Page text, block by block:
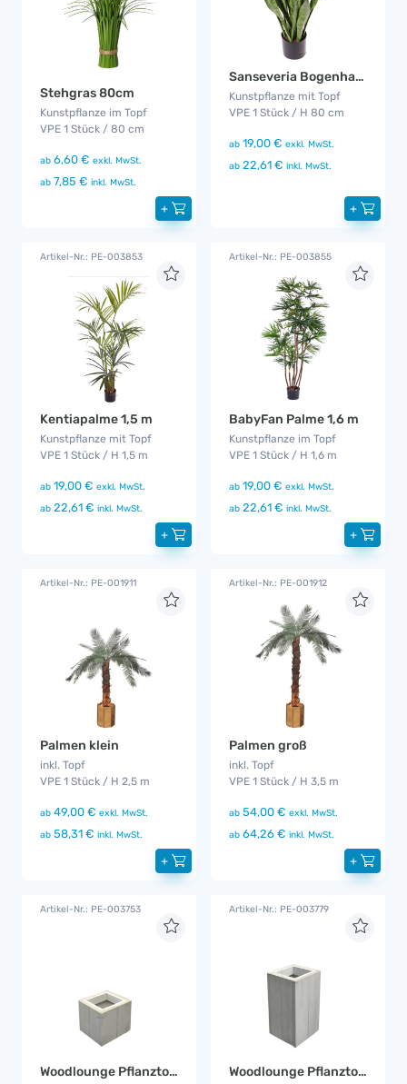
Stehgras 80cm
Kunstpflanze im Topf
VPE 1 Stück / 80 cm
ab 6,60 € exkl. MwSt.
ab 7,85 € inkl. MwSt.
+
Sanseveria Bogenhanf Pflanze
Kunstpflanze mit Topf
VPE 1 Stück / H 80 cm
ab 19,00 € exkl. MwSt.
ab 22,61 € inkl. MwSt.
+
Artikel-Nr.: PE-003853
Kentiapalme 1,5 m
Kunstpflanze mit Topf
VPE 1 Stück / H 1,5 m
ab 19,00 € exkl. MwSt.
ab 22,61 € inkl. MwSt.
+
Artikel-Nr.: PE-003855
BabyFan Palme 1,6 m
Kunstpflanze im Topf
VPE 1 Stück / H 1,6 m
ab 19,00 € exkl. MwSt.
ab 22,61 € inkl. MwSt.
+
Artikel-Nr.: PE-001911
Palmen klein
inkl. Topf
VPE 1 Stück / H 2,5 m
ab 49,00 € exkl. MwSt.
ab 58,31 € inkl. MwSt.
+
Artikel-Nr.: PE-001912
Palmen groß
inkl. Topf
VPE 1 Stück / H 3,5 m
ab 54,00 € exkl. MwSt.
ab 64,26 € inkl. MwSt.
+
Artikel-Nr.: PE-003753
Woodlounge Pflanztopf klein
Artikel-Nr.: PE-003779
Woodlounge Pflanztopf mittel